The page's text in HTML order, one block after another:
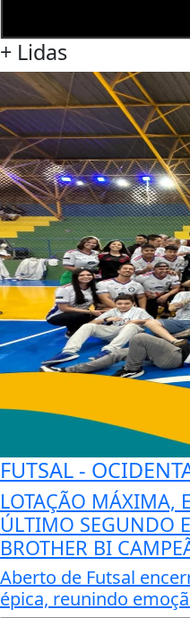
+ Lidas
FUTSAL -
LOTAÇÃO MÁXIMA,
ÚLTIMO SEGUNDO
BROTHER BI
Aberto de Futsal
épica, reunindo